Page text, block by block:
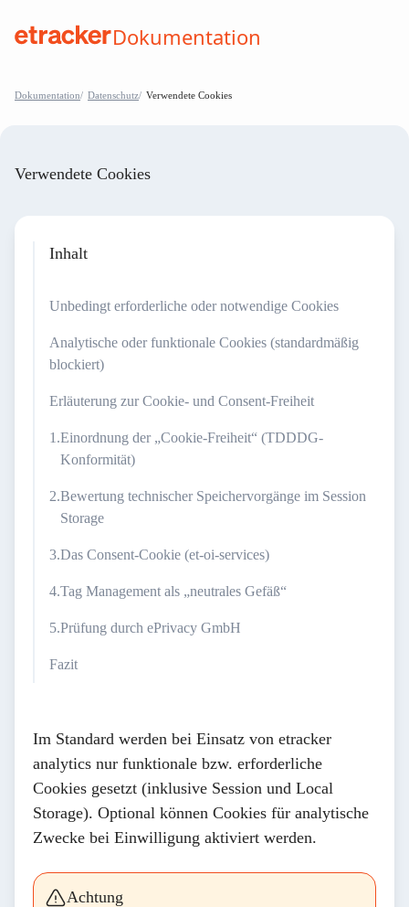
Dokumentation
Dokumentation Datenschutz Verwendete Cookies
Verwendete Cookies
Inhalt
Unbedingt erforderliche oder notwendige Cookies
Analytische oder funktionale Cookies (standardmäßig
blockiert)
Erläuterung zur Cookie- und Consent-Freiheit
Einordnung der „Cookie-Freiheit“ (TDDDG-
Konformität)
Bewertung technischer Speichervorgänge im Session
Storage
Das Consent-Cookie (et-oi-services)
Tag Management als „neutrales Gefäß“
Prüfung durch ePrivacy GmbH
Fazit
Im Standard werden bei Einsatz von etracker
analytics nur funktionale bzw. erforderliche
Cookies gesetzt (inklusive Session und Local
Storage). Optional können Cookies für analytische
Zwecke bei Einwilligung aktiviert werden.
Achtung